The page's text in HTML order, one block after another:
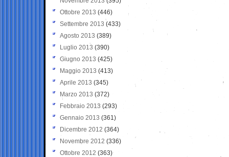
Ottobre 2013 (446)
Settembre 2013 (433)
Agosto 2013 (389)
Luglio 2013 (390)
Giugno 2013 (425)
Maggio 2013 (413)
Aprile 2013 (345)
Marzo 2013 (372)
Febbraio 2013 (293)
Gennaio 2013 (361)
Dicembre 2012 (364)
Novembre 2012 (336)
Ottobre 2012 (363)